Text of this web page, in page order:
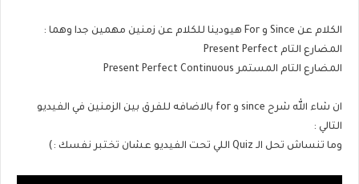
الكلام عن Since و For هيودينا للكلام عن زمنين مهمين جدا وهما :
المضارع التام Present Perfect
المضارع التام المستمر Present Perfect Continuous
ان شاء الله شرح since و for بالاضافه للفرق بين الزمنين في الفيديو
التالي :
وما تنساش تحل الـ Quiz اللي تحت الفيديو عشان تختبر نفسك :)